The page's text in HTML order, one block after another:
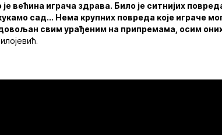
већина играча здрава. Било је ситнијих
сад... Нема крупних повреда које играче
свим урађеним на припремама, осим